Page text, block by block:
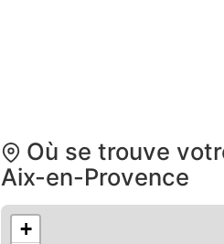
Où se trouve
Aix-en-Provence
+